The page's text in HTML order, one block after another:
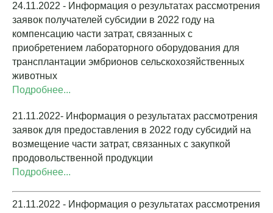
24.11.2022 - Информация о результатах рассмотрения
заявок получателей субсидии в 2022 году на
компенсацию части затрат, связанных с
приобретением лабораторного оборудования для
трансплантации эмбрионов сельскохозяйственных
животных
Подробнее...
21.11.2022- Информация о результатах рассмотрения
заявок для предоставления в 2022 году субсидий на
возмещение части затрат, связанных с закупкой
продовольственной продукции
Подробнее...
21.11.2022 - Информация о результатах рассмотрения